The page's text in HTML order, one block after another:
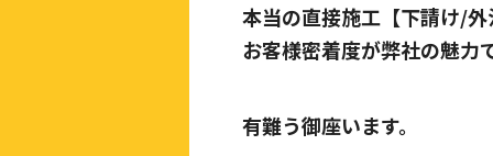
本当の直接施工【下請け/
お客様密着度が弊社の魅力
有難う御座います。